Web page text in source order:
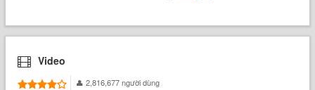
Video
2,816,677 người dùng